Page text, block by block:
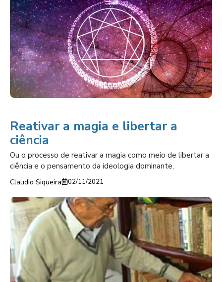
Reativar a magia e libertar a
ciência
Ou o processo de reativar a magia como meio de libertar a
ciência e o pensamento da ideologia dominante,
Claudio Siqueira 02/11/2021